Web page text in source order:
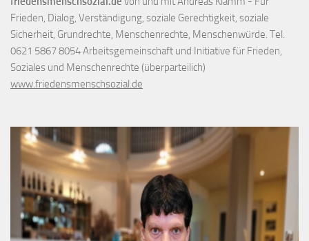
Frieden, Dialog, Verständigung, soziale Gerechtigkeit, soziale
Sicherheit, Grundrechte, Menschenrechte, Menschenwürde. Tel.
0621 5867 8054 Arbeitsgemeinschaft und Initiative für Frieden,
Soziales und Menschenrechte (überparteilich)
www.friedensmenschsozial.de